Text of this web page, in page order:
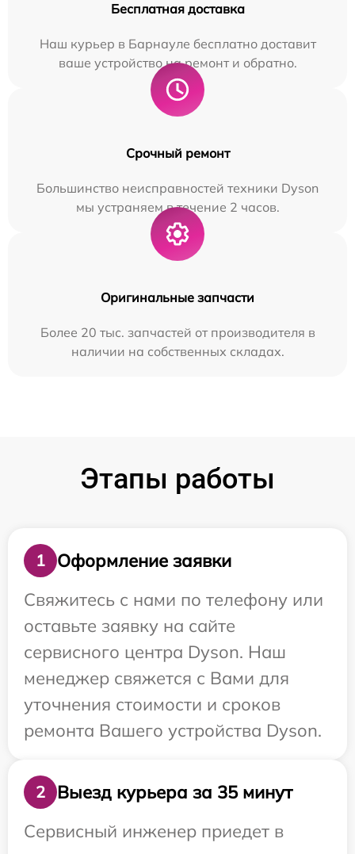
Бесплатная доставка
Наш курьер в Барнауле бесплатно доставит
ваше устройство на ремонт и обратно.
Срочный ремонт
Большинство неисправностей техники Dyson
мы устраняем в течение 2 часов.
Оригинальные запчасти
Более 20 тыс. запчастей от производителя в
наличии на собственных складах.
Этапы работы
1
Оформление заявки
Свяжитесь с нами по телефону или
оставьте заявку на сайте
сервисного центра Dyson. Наш
менеджер свяжется с Вами для
уточнения стоимости и сроков
ремонта Вашего устройства Dyson.
2
Выезд курьера за 35 минут
Сервисный инженер приедет в